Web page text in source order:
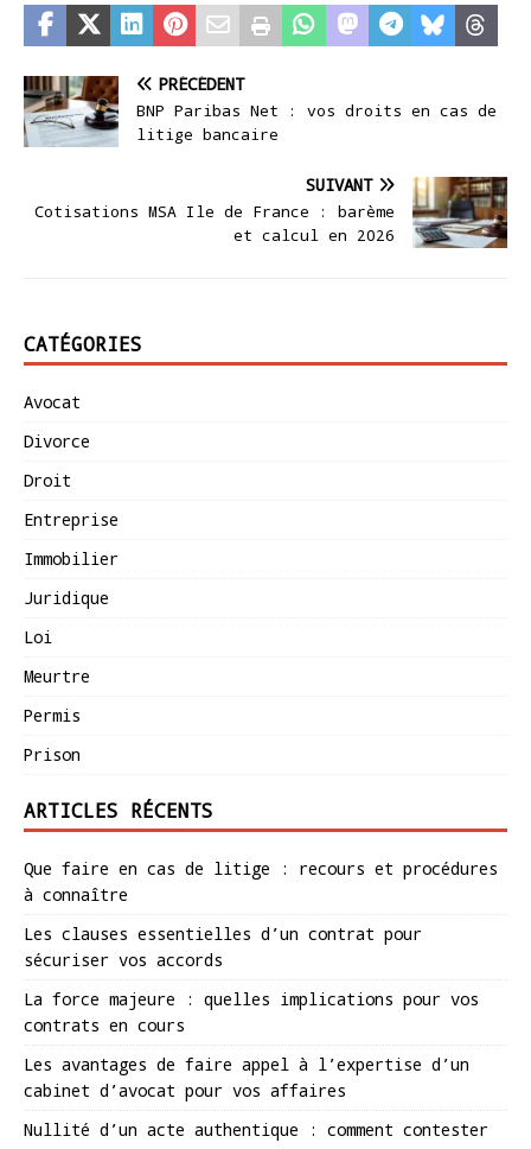
PRÉCÉDENT
BNP Paribas Net : vos droits en cas de
litige bancaire
SUIVANT
Cotisations MSA Ile de France : barème
et calcul en 2026
CATÉGORIES
Avocat
Divorce
Droit
Entreprise
Immobilier
Juridique
Loi
Meurtre
Permis
Prison
ARTICLES RÉCENTS
Que faire en cas de litige : recours et procédures
à connaître
Les clauses essentielles d’un contrat pour
sécuriser vos accords
La force majeure : quelles implications pour vos
contrats en cours
Les avantages de faire appel à l’expertise d’un
cabinet d’avocat pour vos affaires
Nullité d’un acte authentique : comment contester